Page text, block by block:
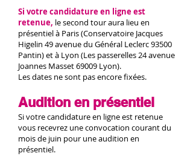
Si votre candidature en ligne est
retenue, le second tour aura lieu en
présentiel à Paris (Conservatoire Jacques
Higelin 49 avenue du Général Leclerc 93500
Pantin) et à Lyon (Les passerelles 24 avenue
Joannes Masset 69009 Lyon).
Les dates ne sont pas encore fixées.
Audition en présentiel
Si votre candidature en ligne est retenue
vous recevrez une convocation courant du
mois de juin pour une audition en
présentiel.